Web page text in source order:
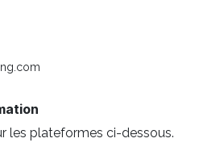
les plateformes ci-dessous.